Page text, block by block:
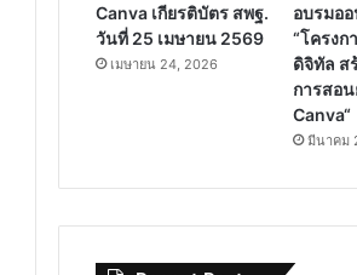
Canva เกียรติบัตร สพฐ.
วันที่ 25 เมษายน 2569
เมษายน 24, 2026
อบรมอ
“โครงก
ดิจิทัล ส
การสอ
Canva“
มีนาคม